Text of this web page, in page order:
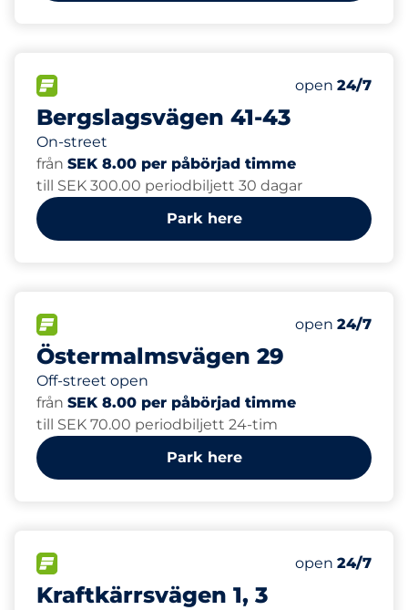
Bergslagsvägen 41-43
On-street
Number of
Total Spaces
Friday
open 24/7
från SEK 8.00 per påbörjad timme
till SEK 300.00 periodbiljett 30 dagar
Park here
Östermalmsvägen 29
Off-street open
Number of
Total Spaces
Friday
open 24/7
från SEK 8.00 per påbörjad timme
till SEK 70.00 periodbiljett 24-tim
Park here
Kraftkärrsvägen 1, 3
Number of
Total Spaces
Electric Car
Friday
open 24/7